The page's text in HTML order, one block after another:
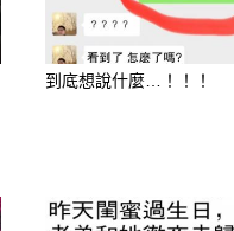
到底想說什麼…！！！